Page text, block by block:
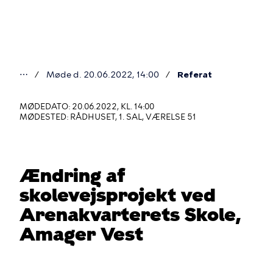
er
her
⋯ Møde d. 20.06.2022, 14:00 Referat
MØDEDATO: 20.06.2022, KL. 14:00
MØDESTED: RÅDHUSET, 1. SAL, VÆRELSE 51
Ændring af
skolevejsprojekt ved
Arenakvarterets Skole,
Amager Vest